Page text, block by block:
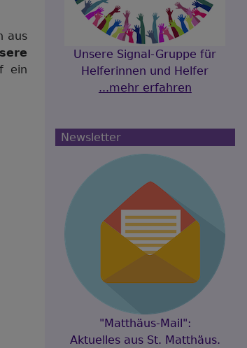
aus
ein
Unsere Signal-Gruppe für
Helferinnen und Helfer
...mehr erfahren
Newsletter
"Matthäus-Mail":
Aktuelles aus St. Matthäus.